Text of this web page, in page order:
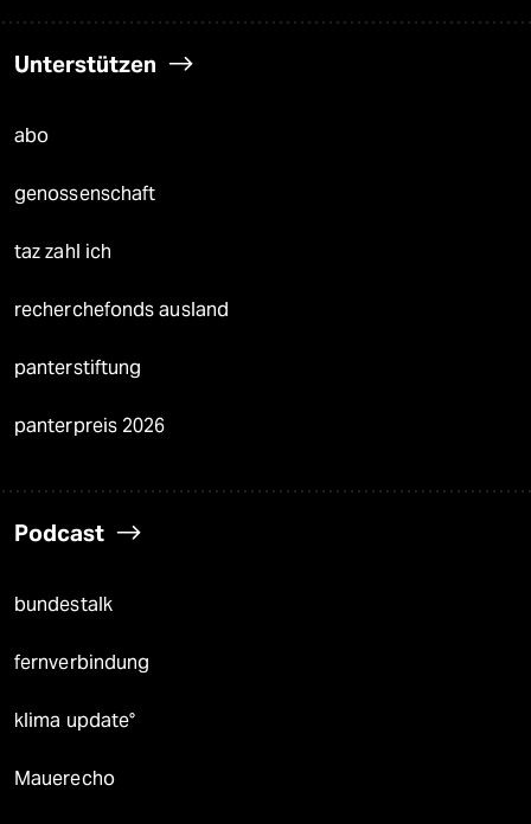
Unterstützen
abo
genossenschaft
taz zahl ich
recherchefonds ausland
panterstiftung
panterpreis 2026
Podcast
bundestalk
fernverbindung
klima update°
Mauerecho